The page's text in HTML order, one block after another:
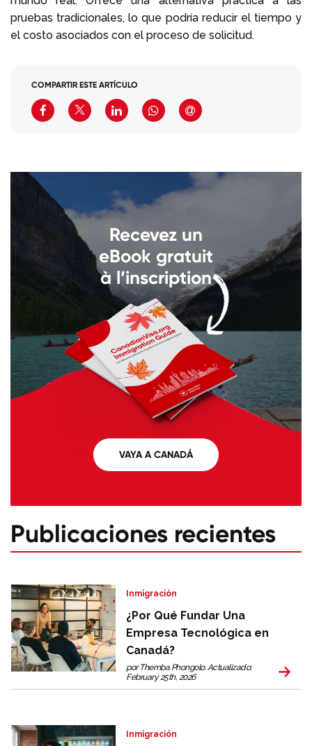
pruebas tradicionales, lo que podría reducir el tiempo y
el costo asociados con el proceso de solicitud.
COMPARTIR ESTE ARTÍCULO
Recevez un
eBook gratuit
à l’inscription
VAYA A CANADÁ
Publicaciones recientes
Inmigración
¿Por Qué Fundar Una
Empresa Tecnológica en
Canadá?
por Themba Phongolo. Actualizado:
February 25th, 2026
Inmigración